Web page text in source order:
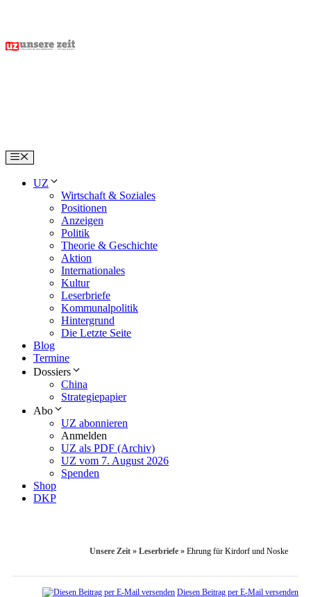
content
Menu
UZ
Wirtschaft & Soziales
Positionen
Anzeigen
Politik
Theorie & Geschichte
Aktion
Internationales
Kultur
Leserbriefe
Kommunalpolitik
Hintergrund
Die Letzte Seite
Blog
Termine
Dossiers
China
Strategiepapier
Abo
UZ abonnieren
Anmelden
UZ als PDF (Archiv)
UZ vom 7. August 2026
Spenden
Shop
DKP
Unsere Zeit » Leserbriefe » Ehrung für Kirdorf und Noske
Diesen Beitrag per E-Mail versenden